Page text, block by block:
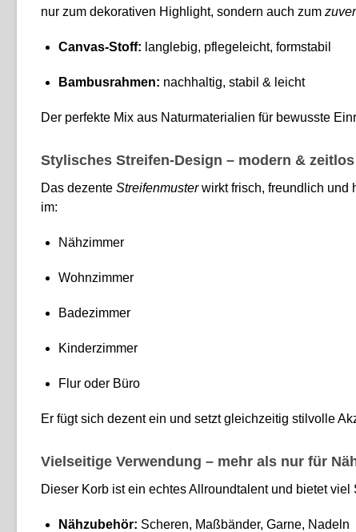
nur zum dekorativen Highlight, sondern auch zum
Canvas-Stoff: langlebig, pflegeleicht, formstabil
Bambusrahmen: nachhaltig, stabil & leicht
Der perfekte Mix aus Naturmaterialien für bewusste
Stylisches Streifen-Design – modern & zeitlos
Das dezente Streifenmusterwirkt frisch, freundlich und
im:
Nähzimmer
Wohnzimmer
Badezimmer
Kinderzimmer
Flur oder Büro
Er fügt sich dezent ein und setzt gleichzeitig stilvolle
Vielseitige Verwendung – mehr als nur für
Dieser Korb ist ein echtes Allroundtalent und bietet viel
Nähzubehör: Scheren, Maßbänder, Garne, Nadeln